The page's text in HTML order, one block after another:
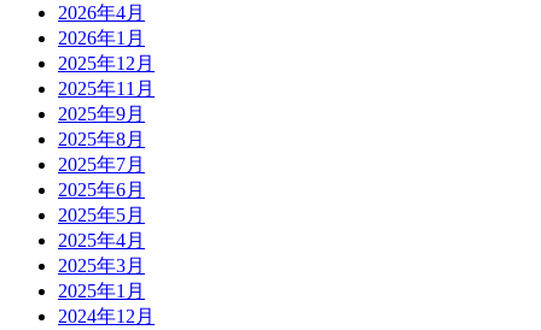
2026年4月
2026年1月
2025年12月
2025年11月
2025年9月
2025年8月
2025年7月
2025年6月
2025年5月
2025年4月
2025年3月
2025年1月
2024年12月